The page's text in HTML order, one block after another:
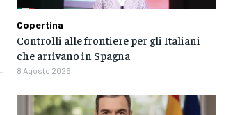
Copertina
Controlli alle frontiere per gli Italiani
che arrivano in Spagna
8 Agosto 2026